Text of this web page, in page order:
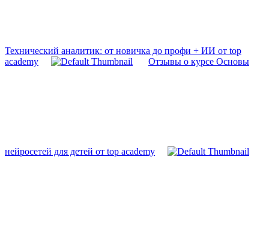
Технический аналитик: от новичка до профи + ИИ от top
academy
Отзывы о курсе Основы
нейросетей для детей от top academy